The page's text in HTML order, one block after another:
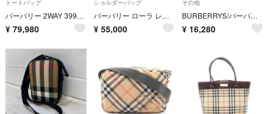
トートバッグ
バーバリー 2WAY 3992188 トートバッグ
¥ 79,980
ショルダーバッグ
バーバリー ローラ レザー チェーン ショルダーバッグ ベージュ【中古】
¥ 55,000
その他
BURBERRYS/バーバリーズ/ヴィンテージ/80s～90s/チェック柄セットアップ/テーラードジャケット×スカート/サイズ9AR/ブラウン系/FC3785
¥ 16,280